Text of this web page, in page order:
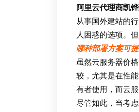
阿里云代理商凯
从事国外建站的
人困惑的选项。
哪种部署方案可
虽然云服务器价
较，尤其是在性
有者使用，而云
尽管如此，当考